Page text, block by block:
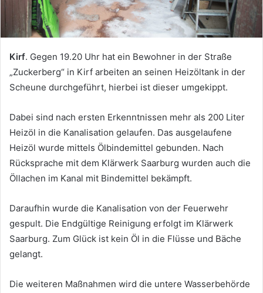
Kirf. Gegen 19.20 Uhr hat ein Bewohner in der Straße
„Zuckerberg“ in Kirf arbeiten an seinen Heizöltank in der
Scheune durchgeführt, hierbei ist dieser umgekippt.
Dabei sind nach ersten Erkenntnissen mehr als 200 Liter
Heizöl in die Kanalisation gelaufen. Das ausgelaufene
Heizöl wurde mittels Ölbindemittel gebunden. Nach
Rücksprache mit dem Klärwerk Saarburg wurden auch die
Öllachen im Kanal mit Bindemittel bekämpft.
Daraufhin wurde die Kanalisation von der Feuerwehr
gespult. Die Endgültige Reinigung erfolgt im Klärwerk
Saarburg. Zum Glück ist kein Öl in die Flüsse und Bäche
gelangt.
Die weiteren Maßnahmen wird die untere Wasserbehörde